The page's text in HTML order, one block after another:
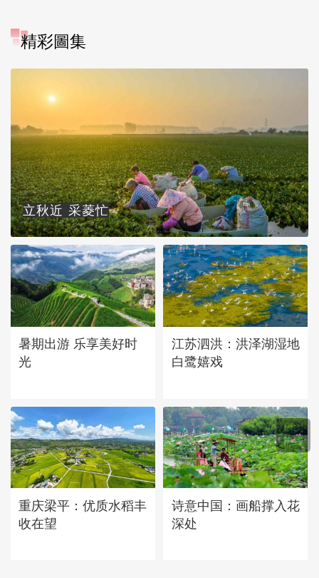
精彩圖集
立秋近 采菱忙
暑期出游 乐享美好时
光
江苏泗洪：洪泽湖湿地
白鹭嬉戏
重庆梁平：优质水稻丰
收在望
诗意中国：画船撑入花
深处